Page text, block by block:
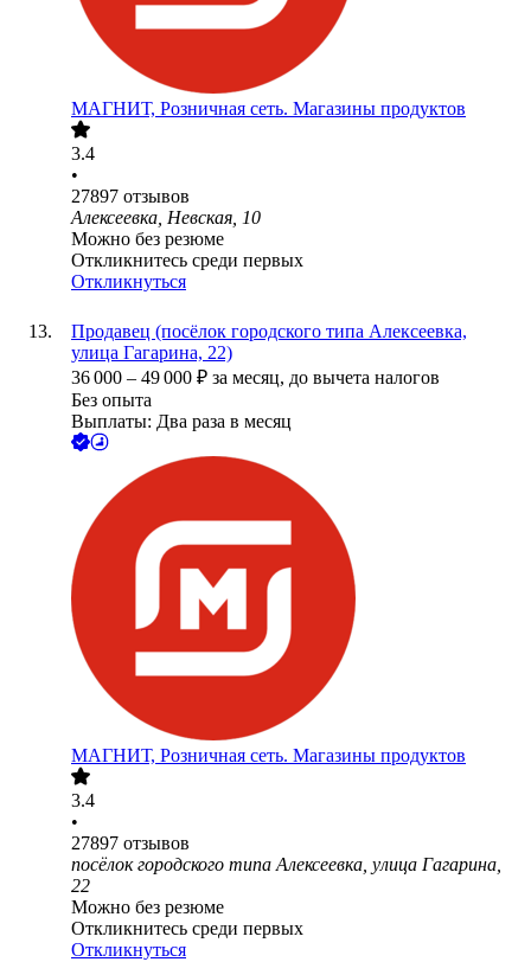
МАГНИТ, Розничная сеть. Магазины продуктов
3.4
•
27897 отзывов
Алексеевка, Невская, 10
Можно без резюме
Откликнитесь среди первых
Откликнуться
Продавец (посёлок городского типа Алексеевка,
улица Гагарина, 22)
36 000 – 49 000 ₽ за месяц, до вычета налогов
Без опыта
Выплаты: Два раза в месяц
МАГНИТ, Розничная сеть. Магазины продуктов
3.4
•
27897 отзывов
посёлок городского типа Алексеевка, улица Гагарина,
22
Можно без резюме
Откликнитесь среди первых
Откликнуться